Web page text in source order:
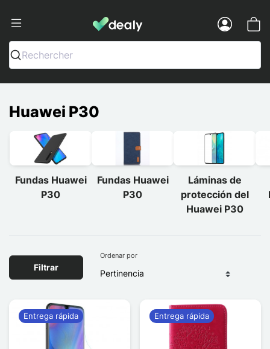
Dealy - Fundas y accesorios para
Rechercher
Huawei P30
Fundas Huawei
P30
Fundas Huawei
P30
Láminas de
protección del
Huawei P30
Filtrar
Ordenar por
Entrega rápida Entrega rápida